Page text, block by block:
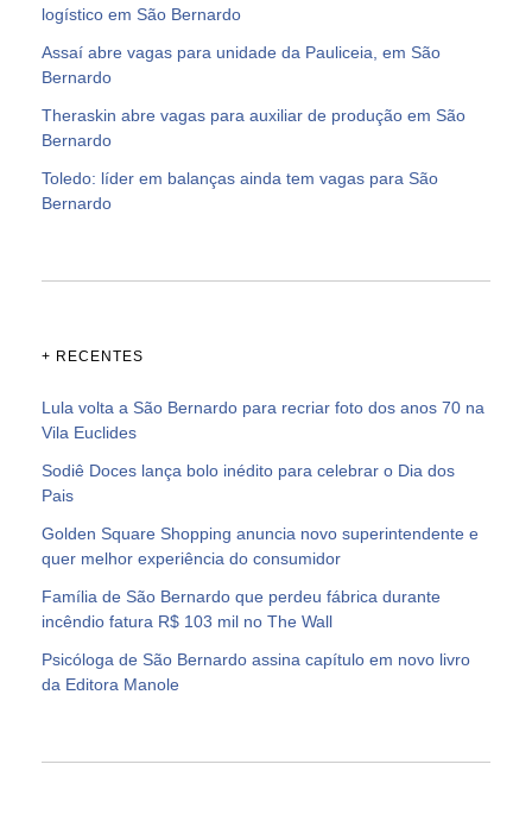
logístico em São Bernardo
Assaí abre vagas para unidade da Pauliceia, em São
Bernardo
Theraskin abre vagas para auxiliar de produção em São
Bernardo
Toledo: líder em balanças ainda tem vagas para São
Bernardo
+ RECENTES
Lula volta a São Bernardo para recriar foto dos anos 70 na
Vila Euclides
Sodiê Doces lança bolo inédito para celebrar o Dia dos
Pais
Golden Square Shopping anuncia novo superintendente e
quer melhor experiência do consumidor
Família de São Bernardo que perdeu fábrica durante
incêndio fatura R$ 103 mil no The Wall
Psicóloga de São Bernardo assina capítulo em novo livro
da Editora Manole